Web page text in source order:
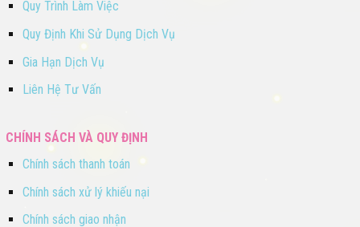
Quy Trình Làm Việc
Quy Định Khi Sử Dụng Dịch Vụ
Gia Hạn Dịch Vụ
Liên Hệ Tư Vấn
CHÍNH SÁCH VÀ QUY ĐỊNH
Chính sách thanh toán
Chính sách xử lý khiếu nại
Chính sách giao nhận